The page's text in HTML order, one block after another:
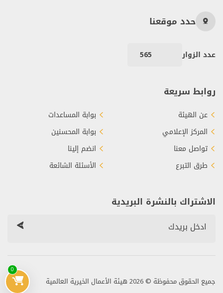
0
حدد موقعنا
عدد الزوار 565
روابط سريعة
عن الهيئة
المركز الإعلامي
تواصل معنا
طرق التبرع
بوابة المساعدات
بوابة المحسنين
انضم إلينا
الأسئلة الشائعة
الاشتراك بالنشرة البريدية
جميع الحقوق محفوظة © 2026 هيئة الأعمال الخيرية العالمية